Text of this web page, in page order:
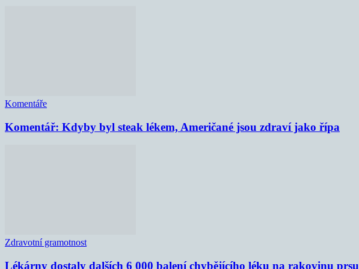
Komentáře
Komentář: Kdyby byl steak lékem, Američané jsou zdraví jako řípa
Zdravotní gramotnost
Lékárny dostaly dalších 6 000 balení chybějícího léku na rakovinu prsu